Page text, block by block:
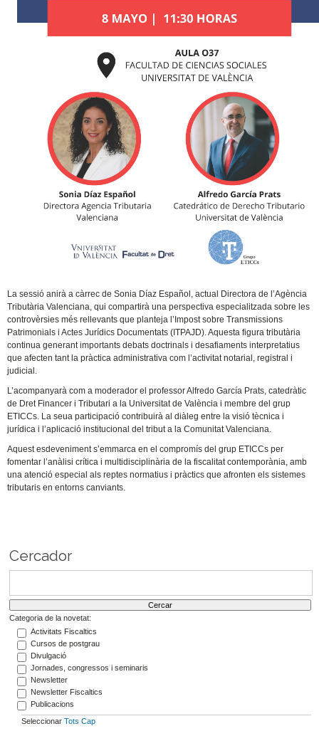
La sessió anirà a càrrec de Sonia Díaz Español, actual Directora de l’Agència
Tributària Valenciana, qui compartirà una perspectiva especialitzada sobre les
controvèrsies més rellevants que planteja l’Impost sobre Transmissions
Patrimonials i Actes Jurídics Documentats (ITPAJD). Aquesta figura tributària
continua generant importants debats doctrinals i desafiaments interpretatius
que afecten tant la pràctica administrativa com l’activitat notarial, registral i
judicial.
L’acompanyarà com a moderador el professor Alfredo García Prats, catedràtic
de Dret Financer i Tributari a la Universitat de València i membre del grup
ETICCs. La seua participació contribuirà al diàleg entre la visió tècnica i
jurídica i l’aplicació institucional del tribut a la Comunitat Valenciana.
Aquest esdeveniment s’emmarca en el compromís del grup ETICCs per
fomentar l’anàlisi crítica i multidisciplinària de la fiscalitat contemporània, amb
una atenció especial als reptes normatius i pràctics que afronten els sistemes
tributaris en entorns canviants.
Cercador
Categoria de la novetat:
Activitats Fiscaltics
Cursos de postgrau
Divulgació
Jornades, congressos i seminaris
Newsletter
Newsletter Fiscaltics
Publicacions
Seleccionar Tots Cap